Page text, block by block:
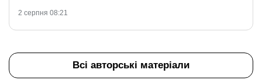
2 серпня 08:21
Всі авторські матеріали